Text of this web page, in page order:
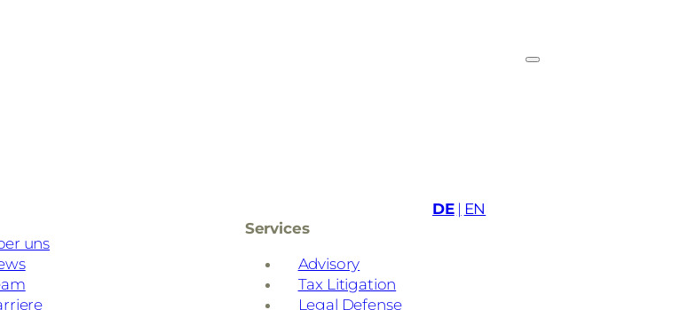
DE EN
uns
Services
Advisory
Tax Litigation
Legal Defense